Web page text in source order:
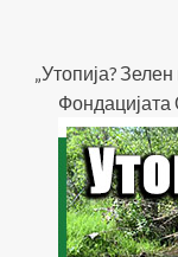
„Утопија?